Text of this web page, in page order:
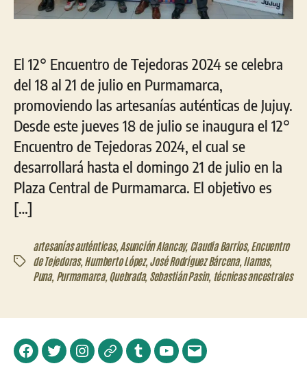
El 12° Encuentro de Tejedoras 2024 se celebra
del 18 al 21 de julio en Purmamarca,
promoviendo las artesanías auténticas de Jujuy.
Desde este jueves 18 de julio se inaugura el 12°
Encuentro de Tejedoras 2024, el cual se
desarrollará hasta el domingo 21 de julio en la
Plaza Central de Purmamarca. El objetivo es
[…]
Etiquetas
artesanías auténticas, Asunción Alancay, Claudia Barrios, Encuentro
de Tejedoras, Humberto López, José Rodríguez Bárcena, llamas,
Puna, Purmamarca, Quebrada, Sebastián Pasin, técnicas ancestrales
FacebookTwitterInstagramTelegramTumblrYouTubeCorreo